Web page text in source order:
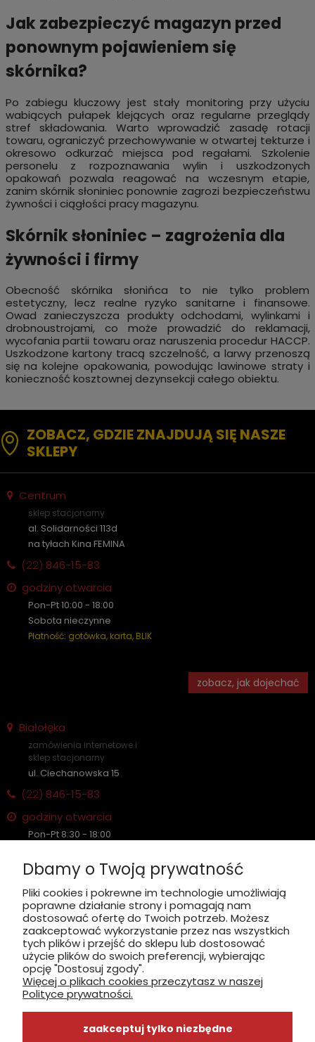
Jak zabezpieczyć magazyn przed
ponownym pojawieniem się
skórnika?
Po zabiegu kluczowy jest stały monitoring przy użyciu
wabiących pułapek klejących oraz regularne przeglądy
stref składowania. Warto wprowadzić zasadę rotacji
towaru, ograniczyć przechowywanie w otwartej tekturze i
okresowo odkurzać miejsca pod regałami. Szkolenie
personelu z rozpoznawania wylin i uszkodzonych
opakowań pozwala reagować na wczesnym etapie,
zanim skórnik słoniniec ponownie zagrozi bezpieczeństwu
żywności i ciągłości pracy magazynu.
Skórnik słoniniec – zagrożenia dla
żywności i firmy
Obecność skórnika słonińca to nie tylko problem
estetyczny, lecz realne ryzyko sanitarne i finansowe.
Owad zanieczyszcza produkty odchodami, wylinkami i
drobnoustrojami, co może prowadzić do reklamacji,
wycofania partii towaru oraz naruszenia procedur HACCP.
Uszkodzone kartony tracą szczelność, a larwy przenoszą
się na kolejne opakowania, powodując lawinowe straty i
konieczność kosztownej dezynsekcji całego obiektu.
ZOBACZ, GDZIE ZNAJDUJĄ SIĘ NASZE
SKLEPY
Centrum
sklep stacjonarny
al. Solidarności 113d
na tyłach Kina FEMINA
(22) 846-15-83
godziny otwarcia
Pon-Pt 10:00 - 18:00
Sobota nieczynne
Płatność: gotówka, karta, BLIK
zobacz, jak dojechać
Białołęka
zamówienia internetowe i
sklep stacjonarny
ul. Ciechanowska 15
(22) 846-15-83
godziny otwarcia
Pon-Pt 8:30 - 18:00
Płatność: gotówka, karta, BLIK
zobacz, jak dojechać
INFORMACJE
ZAKUPY
Dbamy o Twoją prywatność
Pliki cookies i pokrewne im technologie umożliwiają
poprawne działanie strony i pomagają nam
dostosować ofertę do Twoich potrzeb. Możesz
zaakceptować wykorzystanie przez nas wszystkich
tych plików i przejść do sklepu lub dostosować
użycie plików do swoich preferencji, wybierając
opcję "Dostosuj zgody".
Więcej o plikach cookies przeczytasz w naszej
Polityce prywatności.
zaakceptuj tylko niezbędne